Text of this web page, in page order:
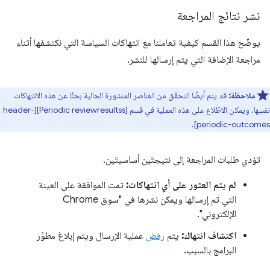
نشر نتائج المراجعة
يوضّح هذا القسم كيفية تعاملنا مع انتهاكات السياسة التي نكتشفها أثناء
مراجعة الإضافة التي يتم إرسالها للنشر.
ملاحظة: قد يتم أيضًا التحقّق من العناصر المنشورة الحالية بحثًا عن هذه الانتهاكات
نفسها. ويمكن الاطّلاع على هذه العملية في قسم [Periodic reviewresultss][header-
periodic-outcomes].
تؤدي طلبات المراجعة إلى نتيجتَين أساسيتَين.
لم يتم العثور على أي انتهاكات: تمت الموافقة على العينة
التي تم إرسالها ويمكن نشرها في "سوق Chrome
الإلكتروني".
اكتشاف انتهاك: يتم رفض عملية الإرسال ويتم إبلاغ مطوّر
البرامج بالسبب.